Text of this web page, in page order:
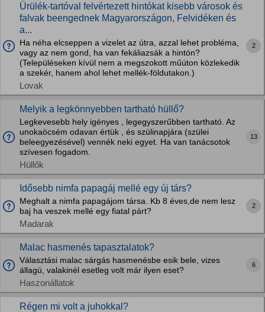
Ürülék-tartóval felvértezett hintókat kisebb városok és
falvak beengednek Magyarországon, Felvidéken és
a...
Ha néha elcseppen a vizelet az útra, azzal lehet probléma,
vagy az nem gond, ha van fekáliazsák a hintón?
(Településeken kívül nem a megszokott műúton közlekedik
a szekér, hanem ahol lehet mellék-földutakon.)
Lovak
2
Melyik a legkönnyebben tartható hüllő?
Legkevesebb hely igényes , legegyszerűbben tartható. Az
unokaöcsém odavan értük , és szülinapjára (szülei
beleegyezésével) vennék neki egyet. Ha van tanácsotok
szívesen fogadom.
Hüllők
13
Idősebb nimfa papagáj mellé egy új társ?
Meghalt a nimfa papagájom társa. Kb 8 éves,de nem lesz
baj ha veszek mellé egy fiatal párt?
Madarak
2
Malac hasmenés tapasztalatok?
Választási malac sárgás hasmenésbe esik bele, vizes
állagú, valakinél esetleg volt már ilyen eset?
Haszonállatok
6
Régen mi volt a juhokkal?